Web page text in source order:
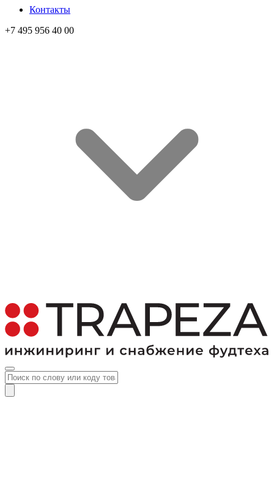
Контакты
+7 495 956 40 00